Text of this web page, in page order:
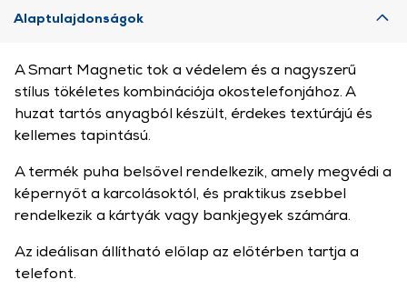
Alaptulajdonságok
A Smart Magnetic tok a védelem és a nagyszerű
stílus tökéletes kombinációja okostelefonjához. A
huzat tartós anyagból készült, érdekes textúrájú és
kellemes tapintású.
A termék puha belsővel rendelkezik, amely megvédi a
képernyőt a karcolásoktól, és praktikus zsebbel
rendelkezik a kártyák vagy bankjegyek számára.
Az ideálisan állítható előlap az előtérben tartja a
telefont.